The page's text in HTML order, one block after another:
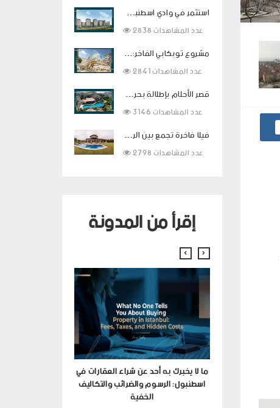
استثمر في وادي اسطنبول بالتقسيط لمدة سنتين
2838 عدد المشاهدات
مشروع توبكابي الفاخر: استثمار ذكي وحياة راقية في قلب اسطنبول
2841 عدد المشاهدات
قصر الأحلام بإطلالة بحرية ساحرة ومساحات معيشية فاخرة في بودروم
3146 عدد المشاهدات
فيلا فاخرة تجمع بين الراحة والفخامة في قلب بيوك شكمجة
2798 عدد المشاهدات
إقرأ من المدونة
ما لا يخبرك به أحد عن شراء العقارات في
اسطنبول: الرسوم والضرائب والتكاليف
الخفية